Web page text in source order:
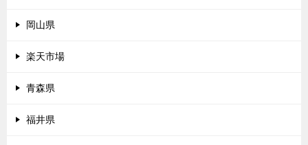
岡山県
楽天市場
青森県
福井県